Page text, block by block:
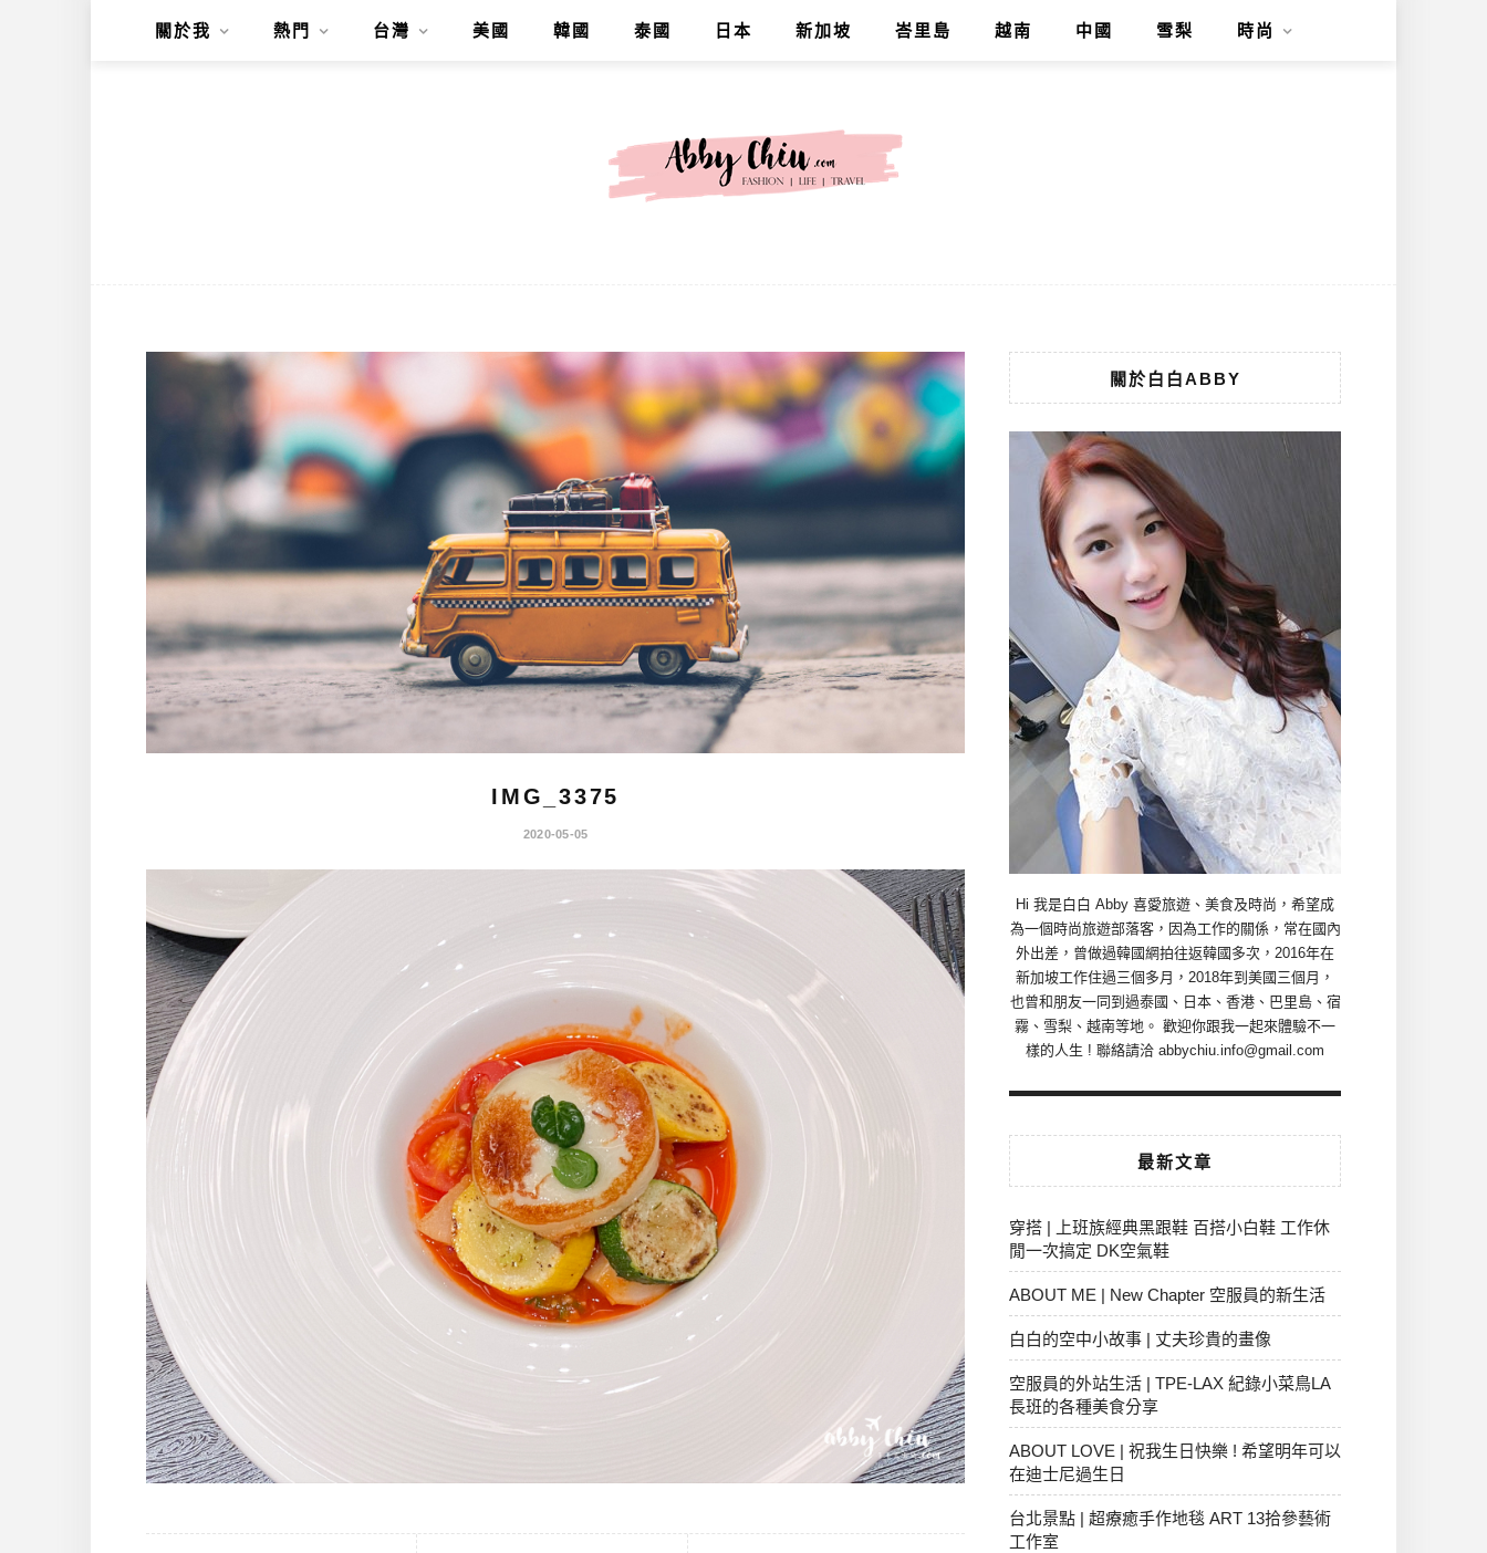
關於我 熱門 台灣 美國 韓國 泰國 日本 新加坡 峇里島 越南 中國 雪梨 時尚
IMG_3375
2020-05-05
關於白白ABBY
Hi 我是白白 Abby 喜愛旅遊、美食及時尚，希望成
為一個時尚旅遊部落客，因為工作的關係，常在國內
外出差，曾做過韓國網拍往返韓國多次，2016年在
新加坡工作住過三個多月，2018年到美國三個月，
也曾和朋友一同到過泰國、日本、香港、巴里島、宿
霧、雪梨、越南等地。 歡迎你跟我一起來體驗不一
樣的人生 ! 聯絡請洽 abbychiu.info@gmail.com
最新文章
穿搭 | 上班族經典黑跟鞋 百搭小白鞋 工作休
閒一次搞定 DK空氣鞋
ABOUT ME | New Chapter 空服員的新生活
白白的空中小故事 | 丈夫珍貴的畫像
空服員的外站生活 | TPE-LAX 紀錄小菜鳥LA
長班的各種美食分享
ABOUT LOVE | 祝我生日快樂 ! 希望明年可以
在迪士尼過生日
台北景點 | 超療癒手作地毯 ART 13拾參藝術
工作室